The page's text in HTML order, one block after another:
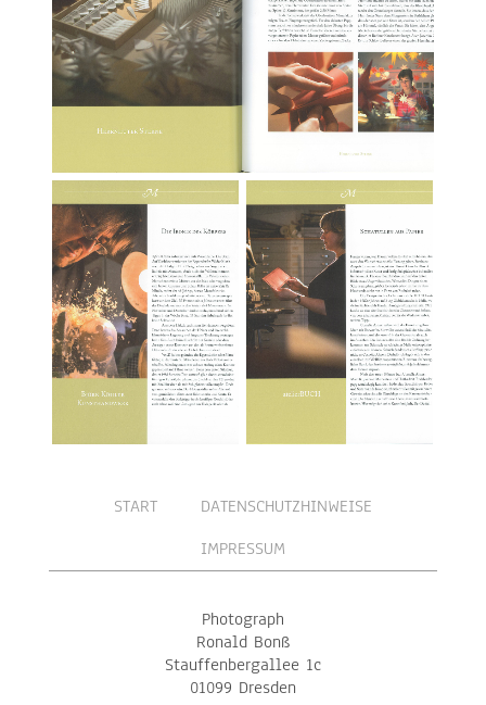
START
DATENSCHUTZHINWEISE
IMPRESSUM
Photograph
Ronald Bonß
Stauffenbergallee 1c
01099 Dresden